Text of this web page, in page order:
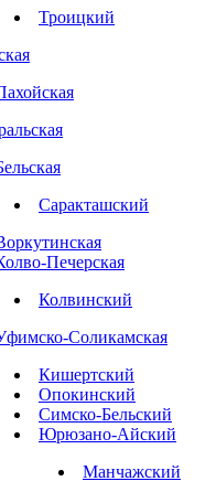
Троицкий
Саракташский
Печерская
Колвинский
Соликамская
Кишертский
Опокинский
Симско-Бельский
Юрюзано-Айский
Манчажский